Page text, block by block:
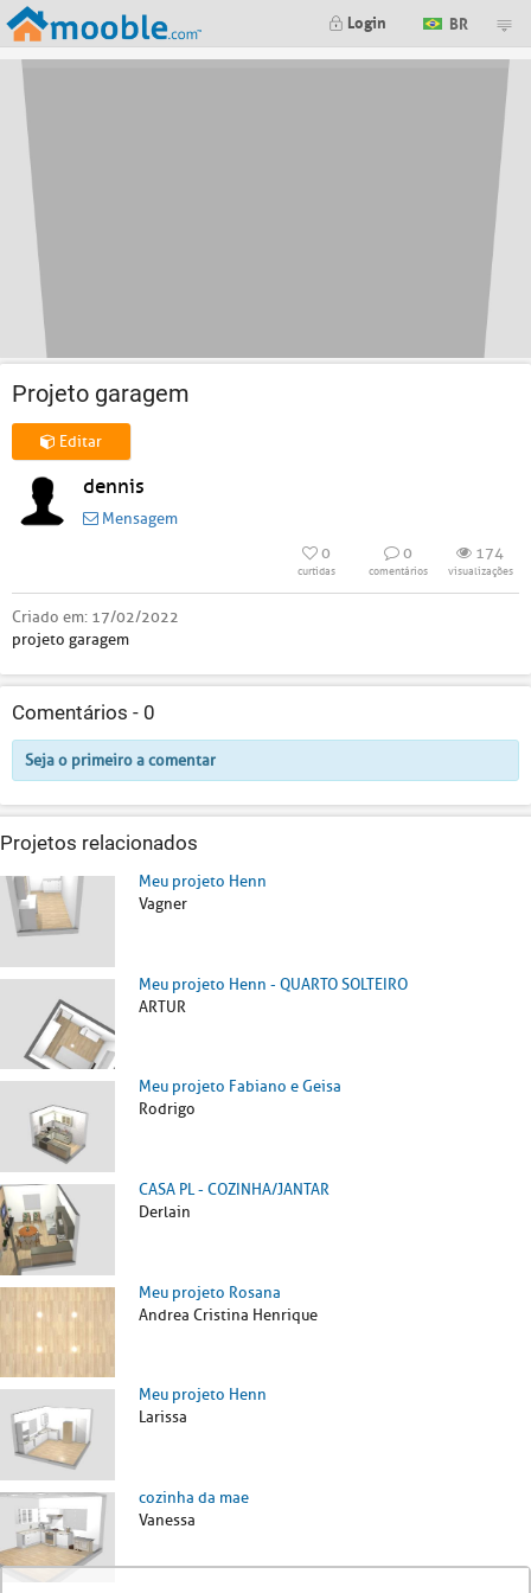
Login BR
Projeto garagem
Editar
dennis
Mensagem
0
curtidas
0
comentários
174
visualizações
Criado em: 17/02/2022
projeto garagem
Comentários - 0
Seja o primeiro a comentar
Projetos relacionados
Meu projeto Henn
Vagner
Meu projeto Henn - QUARTO SOLTEIRO
ARTUR
Meu projeto Fabiano e Geisa
Rodrigo
CASA PL - COZINHA/JANTAR
Derlain
Meu projeto Rosana
Andrea Cristina Henrique
Meu projeto Henn
Larissa
cozinha da mae
Vanessa